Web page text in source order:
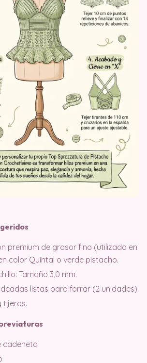
premium de grosor fino (utilizado en
color Quintal o verde pistacho.
Tamaño 3,0 mm.
listas para forrar (2 unidades).
tijeras.
cadeneta